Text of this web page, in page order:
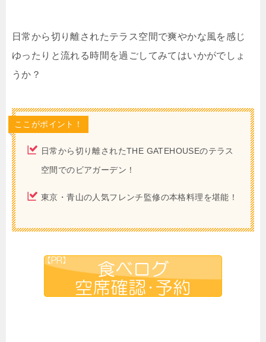
日常から切り離されたテラス空間で爽やかな風を感じ
ゆったりと流れる時間を過ごしてみてはいかがでしょ
うか？
ここがポイント！
日常から切り離されたTHE GATEHOUSEのテラス
空間でのビアガーデン！
東京・青山の人気フレンチ監修の本格料理を堪能！